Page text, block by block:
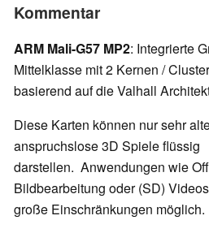
Kommentar
ARM Mali-G57 MP2: Integrierte
Mittelklasse mit 2 Kernen /
basierend auf die Valhall
Diese Karten können nur sehr
anspruchslose 3D Spiele flüssig
darstellen. Anwendungen wie
Bildbearbeitung oder (SD)
große Einschränkungen möglich.